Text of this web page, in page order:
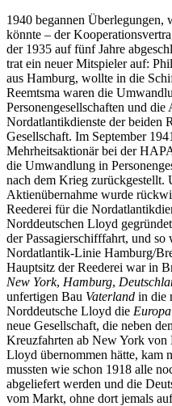
1940 begannen Überlegungen,
könnte – der
der 1935 auf fünf Jahre
trat ein neuer Mitspieler auf:
aus Hamburg, wollte in die
Reemtsma waren die
Personengesellschaften und die
Nordatlantikdienste der beiden
Gesellschaft. Im September
Mehrheitsaktionär bei der
die Umwandlung in
nach dem Krieg zurückgestellt.
Aktienübernahme wurde
Reederei für die
Norddeutschen Lloyd
der Passagierschifffahrt, und
Nordatlantik-Linie Hamburg/
Hauptsitz der Reederei war in
New York, Hamburg,
unfertigen Bau Vaterland in die
Norddeutsche Lloyd die Europa
neue Gesellschaft, die neben
Kreuzfahrten ab New York
Lloyd übernommen hätte, kam
mussten wie schon 1918 alle
abgeliefert werden und die
vom Markt, ohne dort jemals